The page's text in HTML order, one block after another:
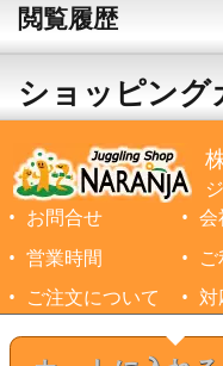
閲覧履歴
ショッピング
お問合せ
会
営業時間
ご注文について
対
©1999-2026